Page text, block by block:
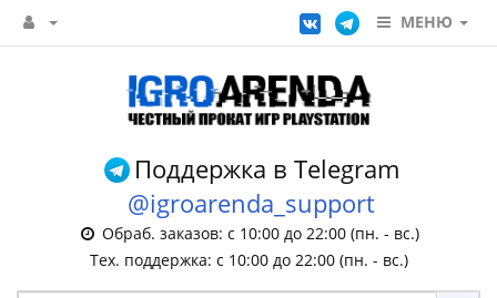
МЕНЮ
Поддержка в Telegram
@igroarenda_support
Обраб. заказов: с 10:00 до 22:00 (пн. - вс.)
Тех. поддержка: с 10:00 до 22:00 (пн. - вс.)